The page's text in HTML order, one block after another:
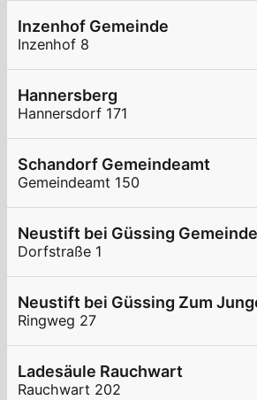
Inzenhof Gemeinde
Inzenhof 8
Hannersberg
Hannersdorf 171
Schandorf Gemeindeamt
Gemeindeamt 150
Neustift bei Güssing Gemeinde
Dorfstraße 1
Neustift bei Güssing Zum
Ringweg 27
Ladesäule Rauchwart
Rauchwart 202